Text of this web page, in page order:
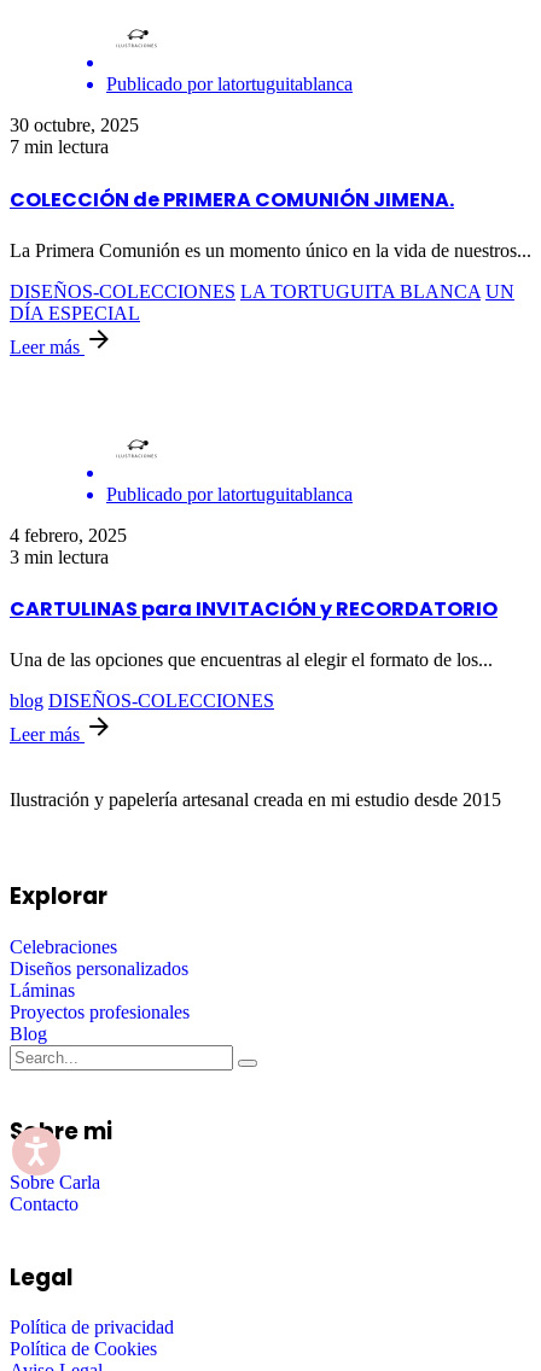
Publicado por latortuguitablanca
30 octubre, 2025
7 min lectura
COLECCIÓN de PRIMERA COMUNIÓN JIMENA.
La Primera Comunión es un momento único en la vida de nuestros...
DISEÑOS-COLECCIONES LA TORTUGUITA BLANCA UN
DÍA ESPECIAL
Leer más
Publicado por latortuguitablanca
4 febrero, 2025
3 min lectura
CARTULINAS para INVITACIÓN y RECORDATORIO
Una de las opciones que encuentras al elegir el formato de los...
blog DISEÑOS-COLECCIONES
Leer más
Ilustración y papelería artesanal creada en mi estudio desde 2015
Explorar
Celebraciones
Diseños personalizados
Láminas
Proyectos profesionales
Blog
Sobre mi
Sobre Carla
Contacto
Legal
Política de privacidad
Política de Cookies